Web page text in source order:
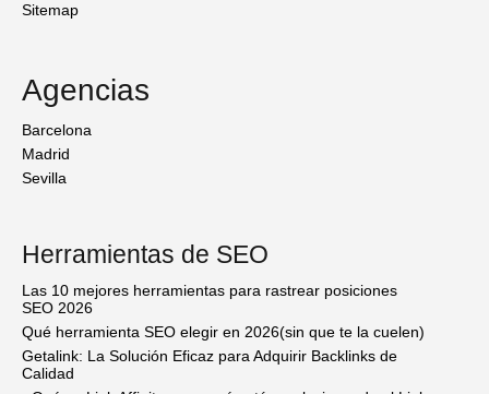
Sitemap
Agencias
Barcelona
Madrid
Sevilla
Herramientas de SEO
Las 10 mejores herramientas para rastrear posiciones
SEO 2026
Qué herramienta SEO elegir en 2026(sin que te la cuelen)
Getalink: La Solución Eficaz para Adquirir Backlinks de
Calidad